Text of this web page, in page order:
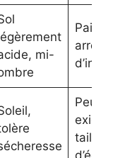
mi-
Peu
taille